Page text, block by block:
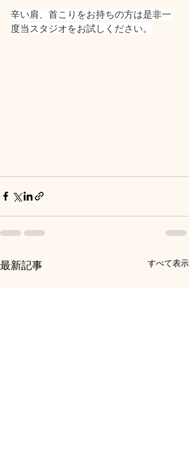
辛い肩、首こりをお持ちの方は是非一
度当スタジオをお試しください。
最新記事 すべて表示